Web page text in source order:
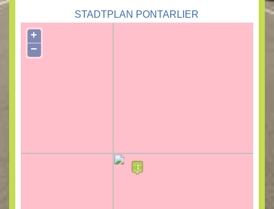
STADTPLAN PONTARLIER
+
−